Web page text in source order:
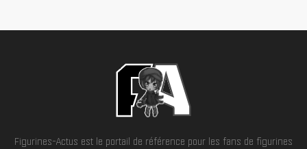
Figurines-Actus est le portail de référence pour les fans de figurines